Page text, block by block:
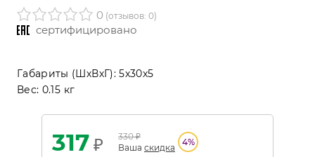
0 (отзывов: 0)
сертифицировано
Габариты (ШхВхГ):5x30x5
Вес: 0.15 кг
317 ₽ 330₽
Ваша скидка
4%